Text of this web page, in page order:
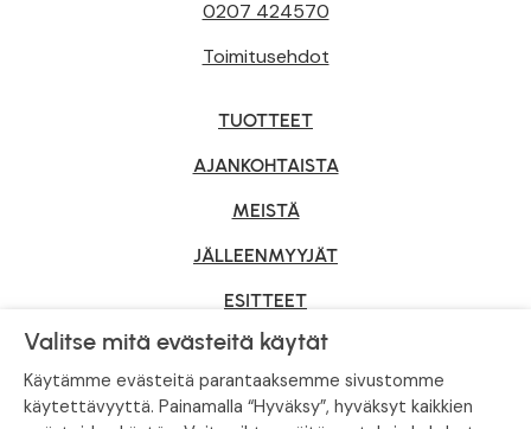
0207 424570
Toimitusehdot
TUOTTEET
AJANKOHTAISTA
MEISTÄ
JÄLLEENMYYJÄT
ESITTEET
YRITYSMYYNTI
Valitse mitä evästeitä käytät
Käytämme evästeitä parantaaksemme sivustomme
käytettävyyttä. Painamalla “Hyväksy”, hyväksyt kaikkien